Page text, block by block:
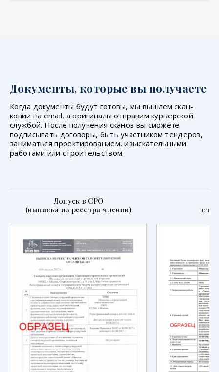
Документы, которые вы получаете
Когда документы будут готовы, мы вышлем скан-
копии на email, а оригиналы отправим курьерской
службой. После получения сканов вы сможете
подписывать договоры, быть участником тендеров,
заниматься проектированием, изыскательными
работами или строительством.
Допуск в СРО
(выписка из реестра членов)